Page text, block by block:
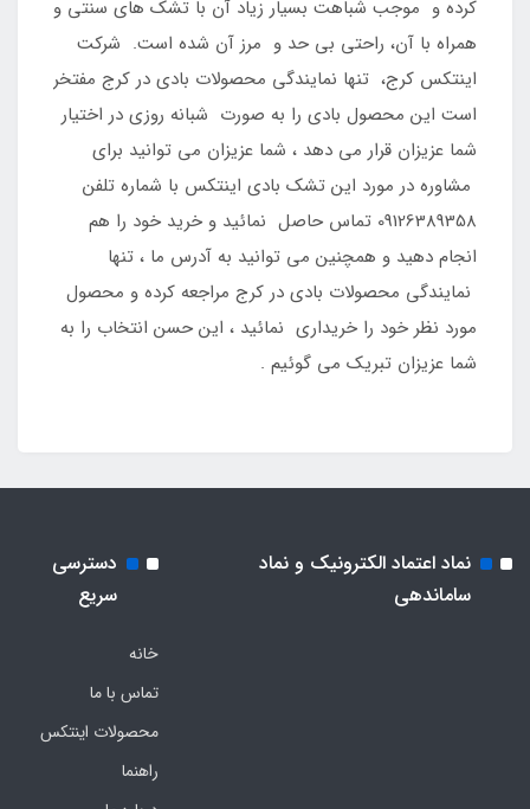
کرده و موجب شباهت بسیار زیاد آن با تشک های سنتی و
همراه با آن، راحتی بی حد و مرز آن شده است. شرکت
اینتکس کرج، تنها نمایندگی محصولات بادی در کرج مفتخر
است این محصول بادی را به صورت شبانه روزی در اختیار
شما عزیزان قرار می دهد ، شما عزیزان می توانید برای
مشاوره در مورد این تشک بادی اینتکس با شماره تلفن
09126389358 تماس حاصل نمائید و خرید خود را هم
انجام دهید و همچنین می توانید به آدرس ما ، تنها
نمایندگی محصولات بادی در کرج مراجعه کرده و محصول
مورد نظر خود را خریداری نمائید ، این حسن انتخاب را به
شما عزیزان تبریک می گوئیم .
نماد اعتماد الکترونیک و نماد
ساماندهی
دسترسی
سریع
خانه
تماس با ما
محصولات اینتکس
راهنما